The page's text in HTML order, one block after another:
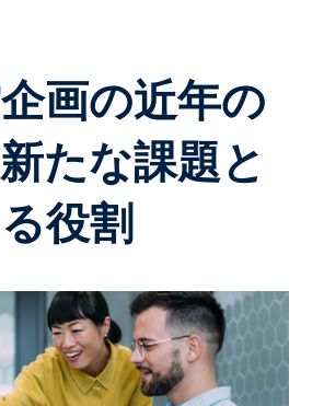
画の近年の
たな課題と
役割